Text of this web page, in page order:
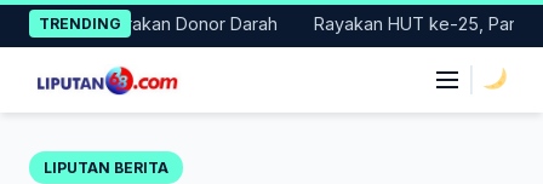
Skip
to
content
TRENDING
Gerakan Donor Darah Rayakan HUT ke-25, Partai
LIPUTAN BERITA